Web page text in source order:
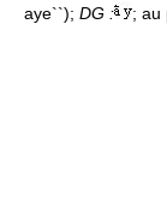
aye``); DG : ; au